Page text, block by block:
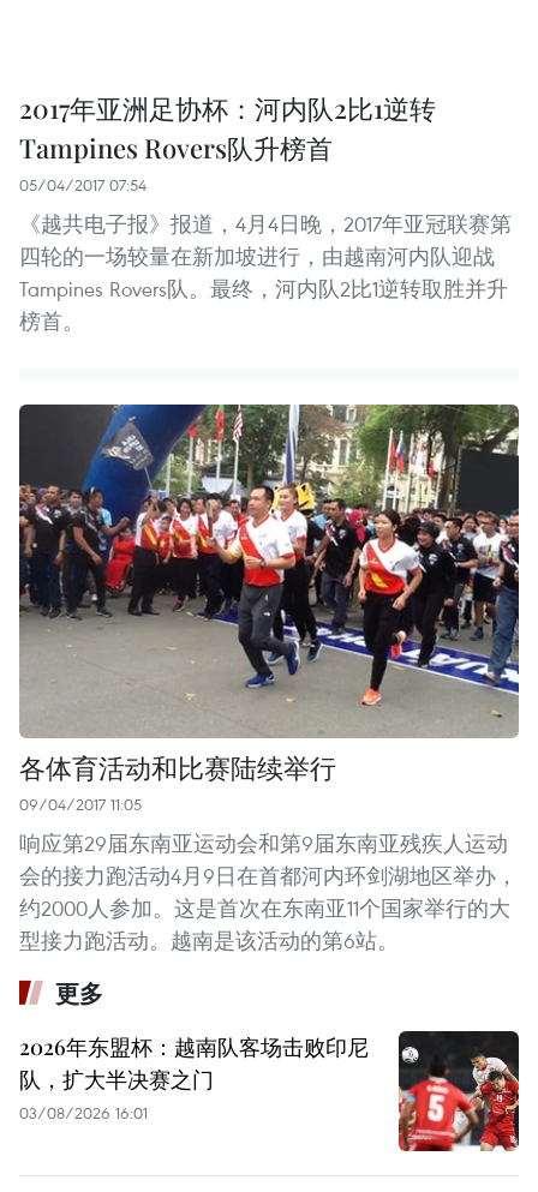
2017年亚洲足协杯：河内队2比1逆转
Tampines Rovers队升榜首
05/04/2017 07:54
《越共电子报》报道，4月4日晚，2017年亚冠联赛第
四轮的一场较量在新加坡进行，由越南河内队迎战
Tampines Rovers队。最终，河内队2比1逆转取胜并升
榜首。
各体育活动和比赛陆续举行
09/04/2017 11:05
响应第29届东南亚运动会和第9届东南亚残疾人运动
会的接力跑活动4月9日在首都河内环剑湖地区举办，
约2000人参加。这是首次在东南亚11个国家举行的大
型接力跑活动。越南是该活动的第6站。
更多
2026年东盟杯：越南队客场击败印尼
队，扩大半决赛之门
03/08/2026 16:01